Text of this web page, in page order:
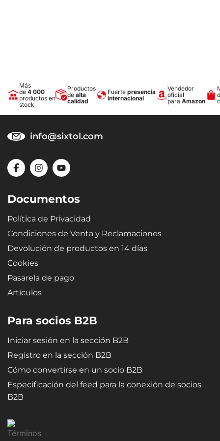
Diseño
El diseño moderno garantiza un uso sin problemas y un aspecto
Material reciclable, de alta resistencia y calidad: el caucho
microporoso SBR proporciona a las bandejas una flexibilidad
Más
de 4 000
productos en
stock
Productos
de alta
calidad
Fuerte presencia
internacional
Vendedor
oficial
para Amazon
info@sixtol.com
Documentos
Política de Privacidad
Condiciones de Venta y Reclamaciones
Devolución de productos en 14 días
Cookies
Pasarela de pago
Artículos
Para socios B2B
Iniciar sesión en la sección B2B
Registro en la sección B2B
Cómo convertirse en un socio B2B
Especificación del feed para la conexión de socios
B2B